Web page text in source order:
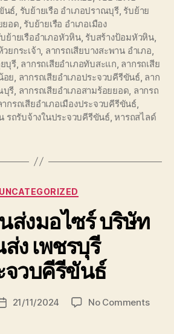
นธ์ รับย้ายเรือ อำเภอปราณบุรี, รับย้าย
ยอด รับย้ายเรือ อำเภอเมือง
ย้ายเรืออำเภอหัวหิน, รับสร้างป้อมหัวหิน,
ยกระเจ้า ลากรถเสียบางสะพาน อำเภอ
บุรี, ลากรถเสียอำเภอทับสะแก ลากรถเสีย
อย ลากรถเสียอำเภอประจวบคีรีขันธ์, ลาก
บุรี ลากรถเสียอำเภอสามร้อยยอด ลากรถ
ากรถเสียอำเภอเมืองประจวบคีรีขันธ์,
รถรับจ้างในประจวบคีรีขันธ์,หารถสไลด์
Categories
UNCATEGORIZED
ส่งมอไซร์ บริษัท
ง เพชรบุรี
จวบคีรีขันธ์
Post21/11/2024 No Commentson